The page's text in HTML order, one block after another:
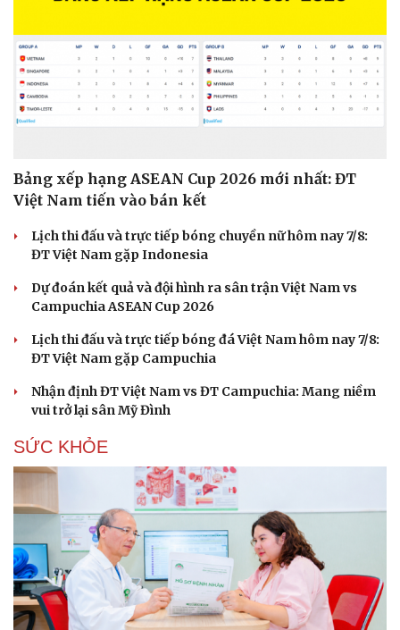
Bảng xếp hạng ASEAN Cup 2026 mới nhất: ĐT
Việt Nam tiến vào bán kết
Lịch thi đấu và trực tiếp bóng chuyền nữ hôm nay 7/8:
ĐT Việt Nam gặp Indonesia
Dự đoán kết quả và đội hình ra sân trận Việt Nam vs
Campuchia ASEAN Cup 2026
Lịch thi đấu và trực tiếp bóng đá Việt Nam hôm nay 7/8:
ĐT Việt Nam gặp Campuchia
Nhận định ĐT Việt Nam vs ĐT Campuchia: Mang niềm
vui trở lại sân Mỹ Đình
SỨC KHỎE